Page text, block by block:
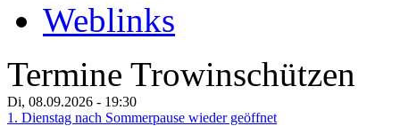
Weblinks
Termine Trowinschützen
Di, 08.09.2026 - 19:30
1. Dienstag nach Sommerpause wieder geöffnet